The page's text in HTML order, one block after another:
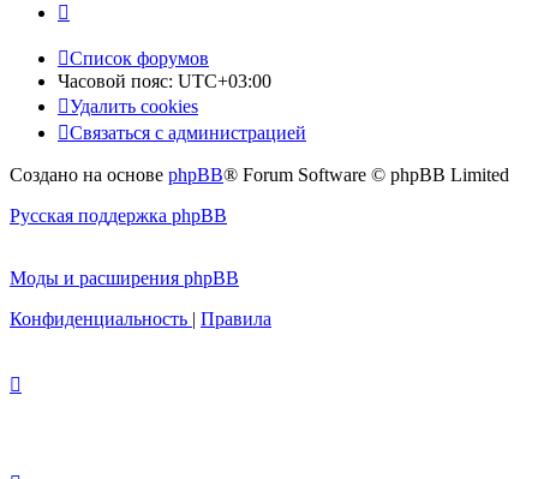
Список форумов
Часовой пояс: UTC+03:00
Удалить cookies
Связаться с администрацией
Создано на основе phpBB® Forum Software © phpBB Limited
Русская поддержка phpBB
Моды и расширения phpBB
Конфиденциальность | Правила